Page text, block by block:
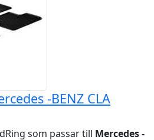
-BENZ CLA
som passar till Mercedes -